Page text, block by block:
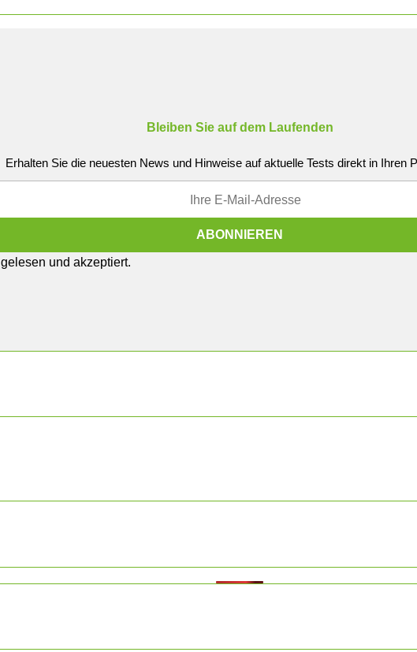
Bleiben Sie auf dem Laufenden
Erhalten Sie die neuesten News und Hinweise auf aktuelle Tests direkt in Ihren
gelesen und akzeptiert.